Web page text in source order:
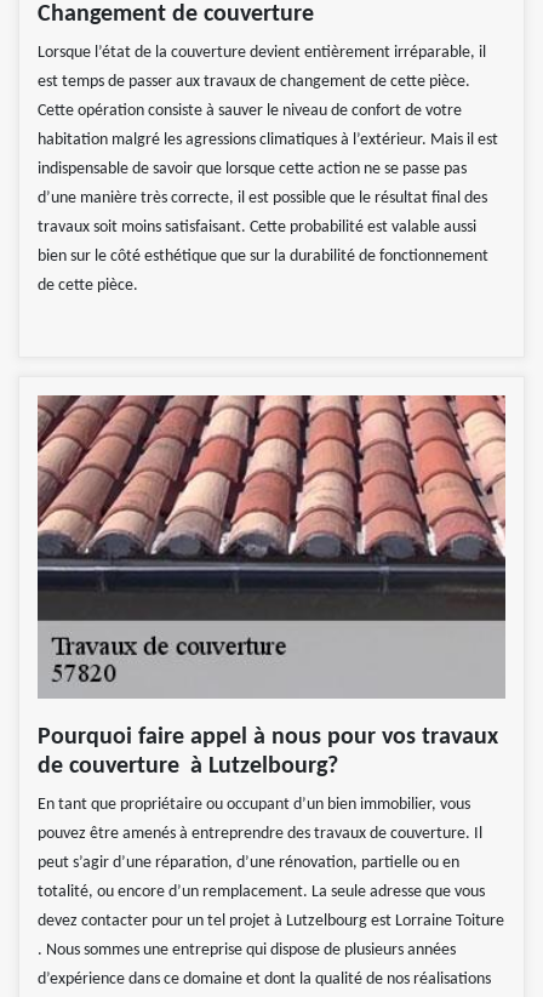
Changement de couverture
Lorsque l’état de la couverture devient entièrement irréparable, il
est temps de passer aux travaux de changement de cette pièce.
Cette opération consiste à sauver le niveau de confort de votre
habitation malgré les agressions climatiques à l’extérieur. Mais il est
indispensable de savoir que lorsque cette action ne se passe pas
d’une manière très correcte, il est possible que le résultat final des
travaux soit moins satisfaisant. Cette probabilité est valable aussi
bien sur le côté esthétique que sur la durabilité de fonctionnement
de cette pièce.
Pourquoi faire appel à nous pour vos travaux
de couverture à Lutzelbourg?
En tant que propriétaire ou occupant d’un bien immobilier, vous
pouvez être amenés à entreprendre des travaux de couverture. Il
peut s’agir d’une réparation, d’une rénovation, partielle ou en
totalité, ou encore d’un remplacement. La seule adresse que vous
devez contacter pour un tel projet à Lutzelbourg est Lorraine Toiture
. Nous sommes une entreprise qui dispose de plusieurs années
d’expérience dans ce domaine et dont la qualité de nos réalisations